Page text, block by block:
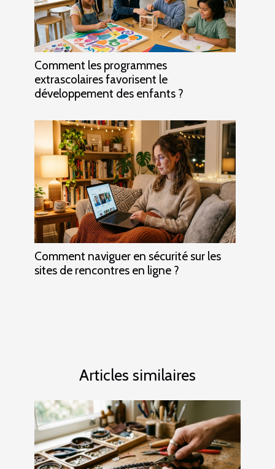
Comment les programmes
extrascolaires favorisent le
développement des enfants ?
Comment naviguer en sécurité sur les
sites de rencontres en ligne ?
Articles similaires